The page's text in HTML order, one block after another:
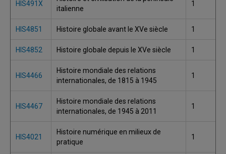
HIS491X
italienne
1
HIS4851 Histoire globale avant le XVe siècle 1
HIS4852 Histoire globale depuis le XVe siècle 1
HIS4466
Histoire mondiale des relations
internationales, de 1815 à 1945
1
HIS4467
Histoire mondiale des relations
internationales, de 1945 à 2011
1
HIS4021
Histoire numérique en milieux de
pratique
1